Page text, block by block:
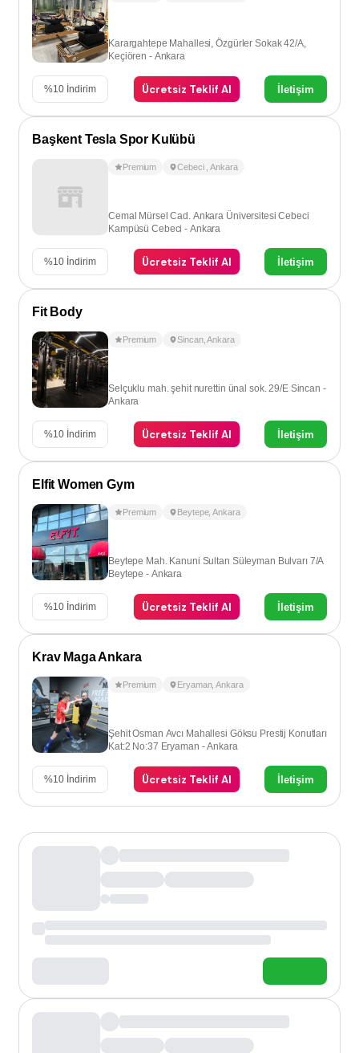
Karargahtepe Mahallesi, Özgürler Sokak 42/A,
Keçiören - Ankara
%10 İndirim Ücretsiz Teklif Al İletişim
Başkent Tesla Spor Kulübü
Premium Cebeci ,Ankara
Cemal Mürsel Cad. Ankara Üniversitesi Cebeci
Kampüsü Cebeci - Ankara
%10 İndirim Ücretsiz Teklif Al İletişim
Fit Body
Premium Sincan,Ankara
Selçuklu mah. şehit nurettin ünal sok. 29/E Sincan -
Ankara
%10 İndirim Ücretsiz Teklif Al İletişim
Elfit Women Gym
Premium Beytepe,Ankara
Beytepe Mah. Kanuni Sultan Süleyman Bulvarı 7/A
Beytepe - Ankara
%10 İndirim Ücretsiz Teklif Al İletişim
Krav Maga Ankara
Premium Eryaman,Ankara
Şehit Osman Avcı Mahallesi Göksu Prestij Konutları
Kat:2 No:37 Eryaman - Ankara
%10 İndirim Ücretsiz Teklif Al İletişim